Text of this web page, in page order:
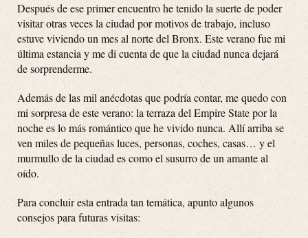
Después de ese primer encuentro he tenido la suerte de poder
visitar otras veces la ciudad por motivos de trabajo, incluso
estuve viviendo un mes al norte del Bronx. Este verano fue mi
última estancia y me di cuenta de que la ciudad nunca dejará
de sorprenderme.
Además de las mil anécdotas que podría contar, me quedo con
mi sorpresa de este verano: la terraza del Empire State por la
noche es lo más romántico que he vivido nunca. Allí arriba se
ven miles de pequeñas luces, personas, coches, casas… y el
murmullo de la ciudad es como el susurro de un amante al
oído.
Para concluir esta entrada tan temática, apunto algunos
consejos para futuras visitas: